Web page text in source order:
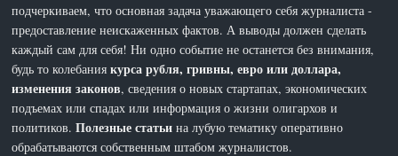
подчеркиваем, что основная задача уважающего себя журналиста -
предоставление неискаженных фактов. А выводы должен сделать
каждый сам для себя! Ни одно событие не останется без внимания,
будь то колебаниякурса рубля, гривны, евро или доллара,
изменения законов, сведения о новых стартапах, экономических
подъемах или спадах или информация о жизни олигархов и
политиков.Полезные статьи на лубую тематику оперативно
обрабатываются собственным штабом журналистов.